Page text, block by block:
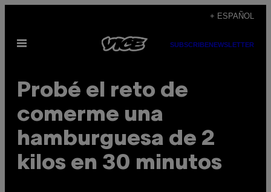
contenido
+ ESPAÑOL
Abrir
SUBSCRIBENEWSLETTER
Probé el reto de
comerme una
hamburguesa de 2
kilos en 30 minutos